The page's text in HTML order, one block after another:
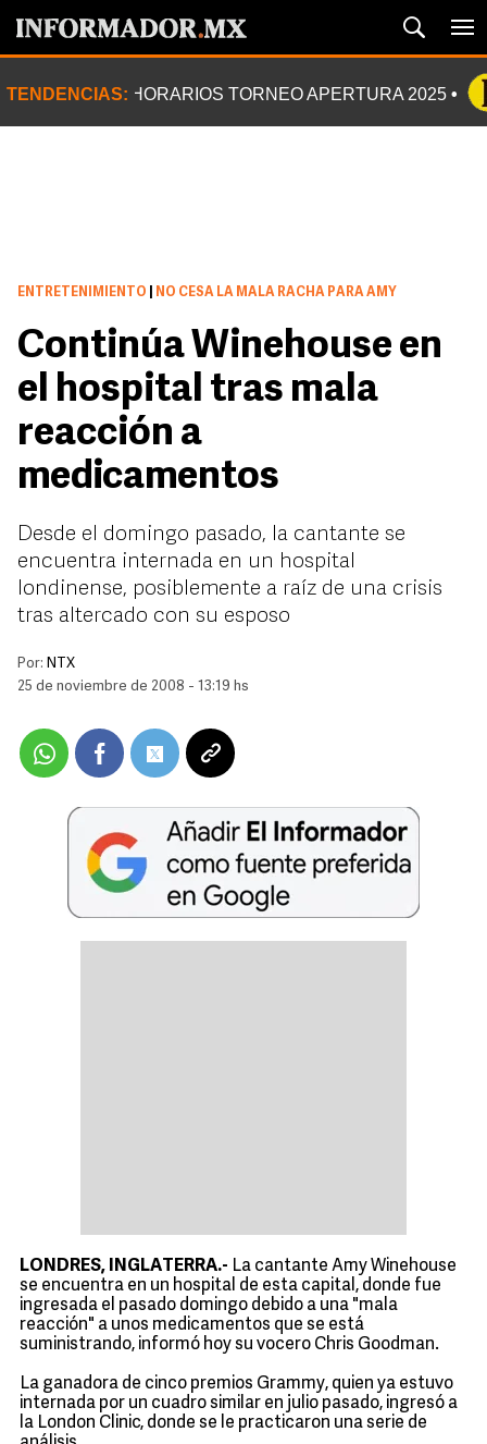
TENDENCIAS: HORARIOS TORNEO APERTURA 2025
ENTRETENIMIENTO NO CESA LA MALA RACHA PARA AMY
Continúa Winehouse en
el hospital tras mala
reacción a
medicamentos
Desde el domingo pasado, la cantante se
encuentra internada en un hospital
londinense, posiblemente a raíz de una crisis
tras altercado con su esposo
Por: NTX
25 de noviembre de 2008 - 13:19 hs
LONDRES, INGLATERRA.- La cantante Amy Winehouse
se encuentra en un hospital de esta capital, donde fue
ingresada el pasado domingo debido a una "mala
reacción" a unos medicamentos que se está
suministrando, informó hoy su vocero Chris Goodman.
La ganadora de cinco premios Grammy, quien ya estuvo
internada por un cuadro similar en julio pasado, ingresó a
la London Clinic, donde se le practicaron una serie de